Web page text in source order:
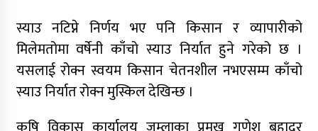
स्याउ नटिप्ने निर्णय भए पनि किसान र व्यापारीको
मिलेमतोमा वर्षेनी काँचो स्याउ निर्यात हुने गरेको छ ।
यसलाई रोक्न स्वयम किसान चेतनशील नभएसम्म काँचो
स्याउ निर्यात रोक्न मुस्किल देखिन्छ ।